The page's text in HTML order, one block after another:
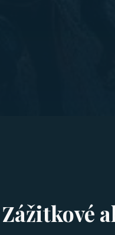
Zážitkové